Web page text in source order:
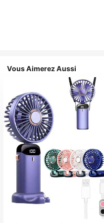
Vous Aimerez Aussi